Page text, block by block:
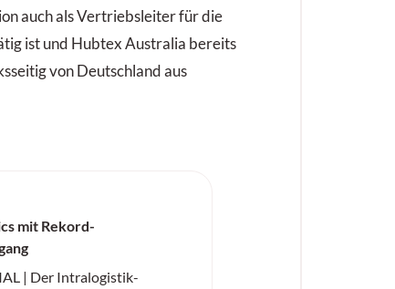
auch als Vertriebsleiter für die
ist und Hubtex Australia bereits
von Deutschland aus
mit Rekord-
| Der Intralogistik-